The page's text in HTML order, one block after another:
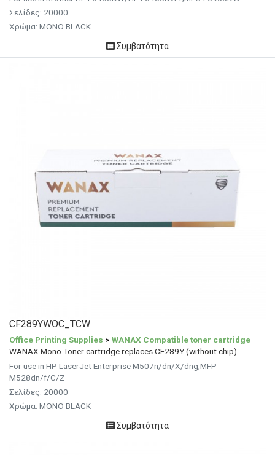
Σελίδες: 20000
Χρώμα: MONO BLACK
Συμβατότητα
CF289YWOC_TCW
Office Printing Supplies > WANAX Compatible toner cartridge
WANAX Mono Toner cartridge replaces CF289Y (without chip)
For use in HP LaserJet Enterprise M507n/dn/X/dng;MFP
M528dn/f/C/Z
Σελίδες: 20000
Χρώμα: MONO BLACK
Συμβατότητα